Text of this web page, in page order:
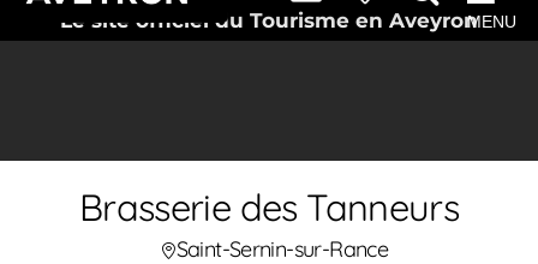
Le site officiel du Tourisme en AveyronMENU
Brasserie des Tanneurs
Saint-Sernin-sur-Rance